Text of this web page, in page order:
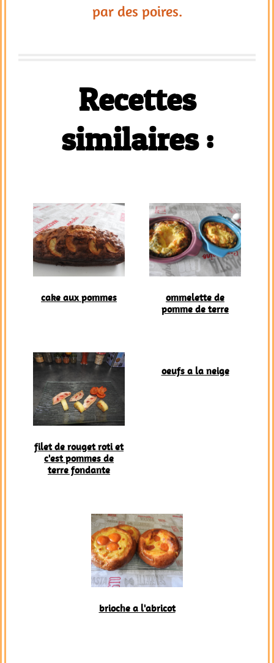
par des poires.
Recettes
similaires :
cake aux pommes
ommelette de
pomme de terre
filet de rouget roti et
c'est pommes de
terre fondante
oeufs a la neige
brioche a l'abricot